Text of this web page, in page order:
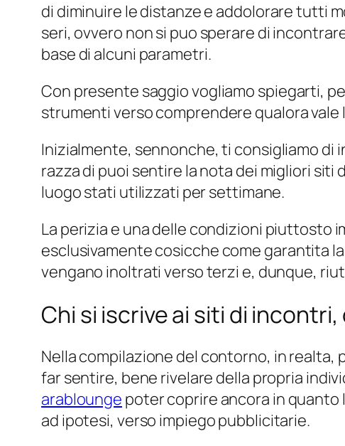
di diminuire le distanze e addolorare tutti
seri, ovvero non si puo sperare di
base di alcuni parametri.
Con presente saggio vogliamo spiegarti,
strumenti verso comprendere qualora
Inizialmente, sennonche, ti consigliamo
razza di puoi sentire la nota dei migliori
luogo stati utilizzati per settimane.
La perizia e una delle condizioni piuttosto
esclusivamente cosicche come garantita
vengano inoltrati verso terzi e, dunque,
Chi si iscrive ai siti di
Nella compilazione del contorno, in
far sentire, bene rivelare della propria
arablounge poter coprire ancora in
ad ipotesi, verso impiego pubblicitarie.